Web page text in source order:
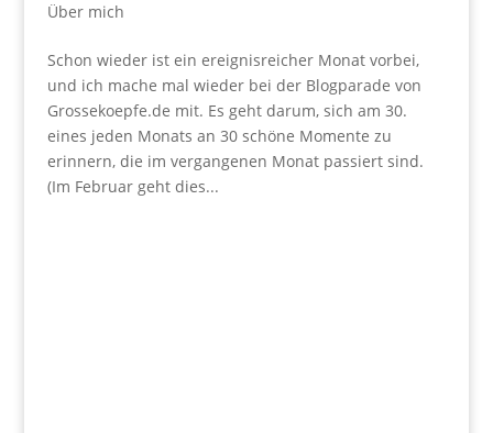
Über mich
Schon wieder ist ein ereignisreicher Monat vorbei,
und ich mache mal wieder bei der Blogparade von
Grossekoepfe.de mit. Es geht darum, sich am 30.
eines jeden Monats an 30 schöne Momente zu
erinnern, die im vergangenen Monat passiert sind.
(Im Februar geht dies...